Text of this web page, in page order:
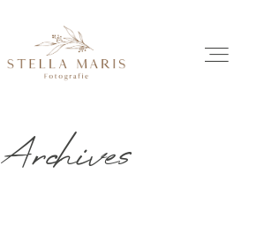
EINBLICKE
Archives